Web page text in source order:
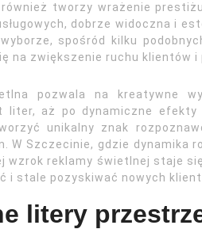
tworzy wrażenie
dobrze widoczna i
spośród kilku
na zwiększenie ruchu klientów
pozwala na kreatywne
liter, aż po dynamiczne
unikalny znak
W Szczecinie, gdzie dynamika
wzrok reklamy świetlnej staje
i stale pozyskiwać nowych
litery